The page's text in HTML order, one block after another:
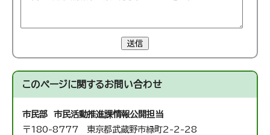
送信
このページに関するお問い合わせ
市民部 市民活動推進課情報公開担当
〒180-8777 東京都武蔵野市緑町2-2-28